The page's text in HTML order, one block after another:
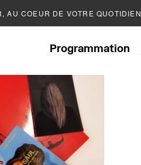
, AU COEUR DE VOTRE QUOTIDIEN
Programmation